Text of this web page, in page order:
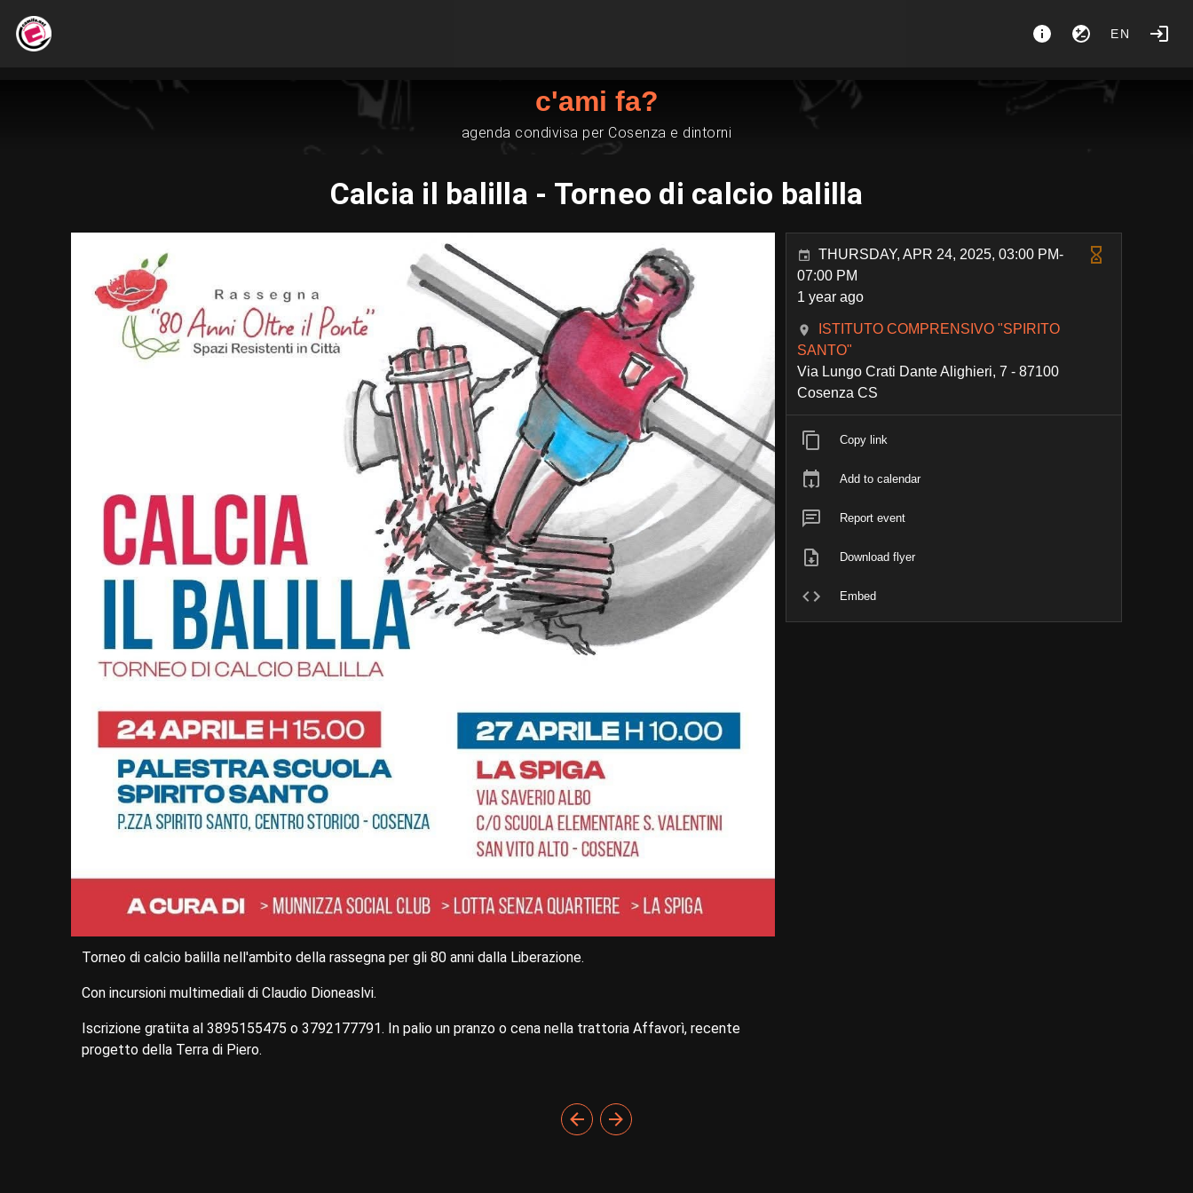
EN
c'ami fa?
agenda condivisa per Cosenza e dintorni
Calcia il balilla - Torneo di calcio balilla
Torneo di calcio balilla nell'ambito della rassegna per gli 80 anni dalla Liberazione.
Con incursioni multimediali di Claudio Dioneaslvi.
Iscrizione gratiita al 3895155475 o 3792177791. In palio un pranzo o cena nella trattoria Affavorì, recente
progetto della Terra di Piero.
THURSDAY, APR 24, 2025, 03:00 PM-
07:00 PM
1 year ago
ISTITUTO COMPRENSIVO "SPIRITO
SANTO"
Via Lungo Crati Dante Alighieri, 7 - 87100
Cosenza CS
Copy link
Add to calendar
Report event
Download flyer
Embed